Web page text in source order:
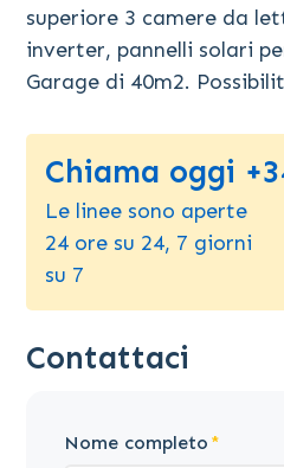
superiore 3 camere da
inverter, pannelli solari
Garage di 40m2.
Chiama oggi
Le linee sono aperte
24 ore su 24, 7 giorni
su 7
Contattaci
Nome completo